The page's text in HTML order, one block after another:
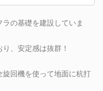
の基礎を建設していま
、安定感は抜群！
回機を使って地面に杭打